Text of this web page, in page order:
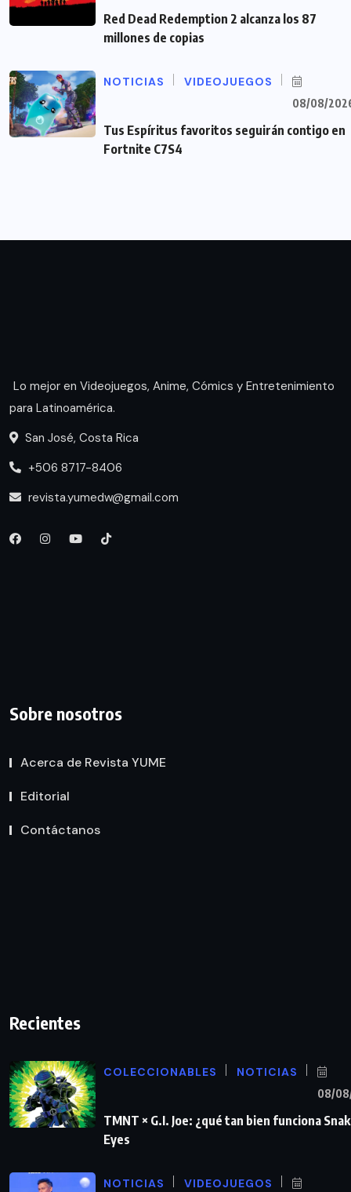
Red Dead Redemption 2 alcanza los 87
millones de copias
NOTICIAS VIDEOJUEGOS
08/08/
Tus Espíritus favoritos seguirán contigo en
Fortnite C7S4
Lo mejor en Videojuegos, Anime, Cómics y Entretenimiento
para Latinoamérica.
San José, Costa Rica
+506 8717-8406
revista.yumedw@gmail.com
Sobre nosotros
Acerca de Revista YUME
Editorial
Contáctanos
Recientes
COLECCIONABLES NOTICIAS
08/
TMNT × G.I. Joe: ¿qué tan bien funciona
Eyes
NOTICIAS VIDEOJUEGOS